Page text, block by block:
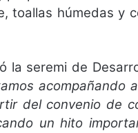
toallas húmedas y
la seremi de
acompañando
del convenio de
un hito